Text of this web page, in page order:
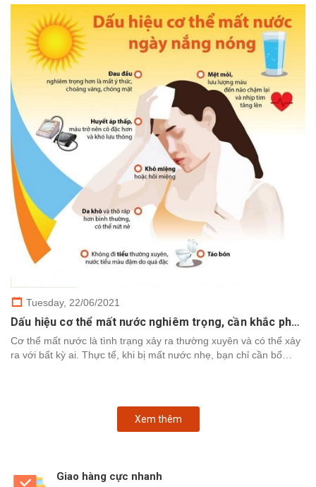
Tuesday, 22/06/2021
Dấu hiệu cơ thể mất nước nghiêm trọng, cần khắc phục nhanh chóng
Cơ thể mất nước là tình trạng xảy ra thường xuyên và có thể xảy
ra với bất kỳ ai. Thực tế, khi bị mất nước nhẹ, bạn chỉ cần bổ
Xem thêm
Giao hàng cực nhanh